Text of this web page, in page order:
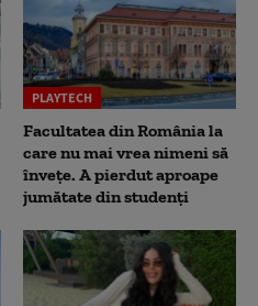
PLAYTECH
Facultatea din România la
care nu mai vrea nimeni să
înveţe. A pierdut aproape
jumătate din studenţi